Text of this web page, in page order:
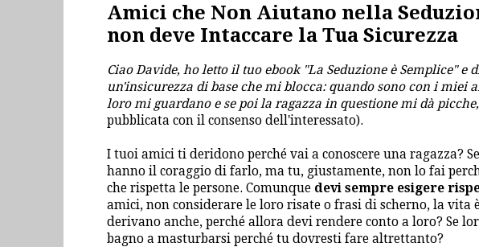
Amici che Non Aiutano nella
non deve Intaccare la Tua Sicurezza
Ciao Davide, ho letto il tuo ebook "La Seduzione è Semplice"
un'insicurezza di base che mi blocca: quando sono con i miei
loro mi guardano e se poi la ragazza in questione mi dà
pubblicata con il consenso dell'interessato).
I tuoi amici ti deridono perché vai a conoscere una ragazza?
hanno il coraggio di farlo, ma tu, giustamente, non lo fai
che rispetta le persone. Comunque devi sempre esigere
amici, non considerare le loro risate o frasi di scherno, la vita
derivano anche, perché allora devi rendere conto a loro? Se
bagno a masturbarsi perché tu dovresti fare altrettanto?